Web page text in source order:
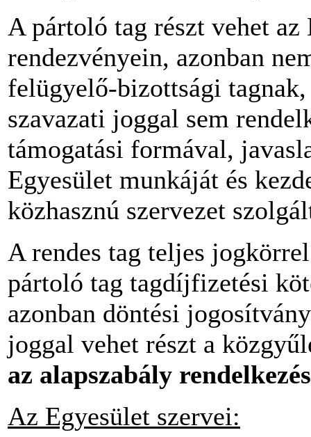
A pártoló tag részt vehet
rendezvényein, azonban
felügyelő-bizottsági
szavazati joggal sem
támogatási formával,
Egyesület munkáját és
közhasznú szervezet
A rendes tag teljes
pártoló tag tagdíjfizetési
azonban döntési
joggal vehet részt a
az alapszabály
Az Egyesület szervei: